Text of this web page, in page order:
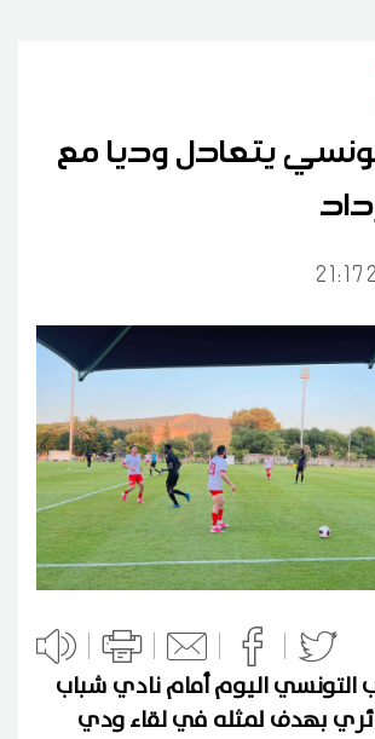
يتعادل وديا مع
التونسي اليوم أمام نادي شباب
بهدف لمثله في لقاء ودي